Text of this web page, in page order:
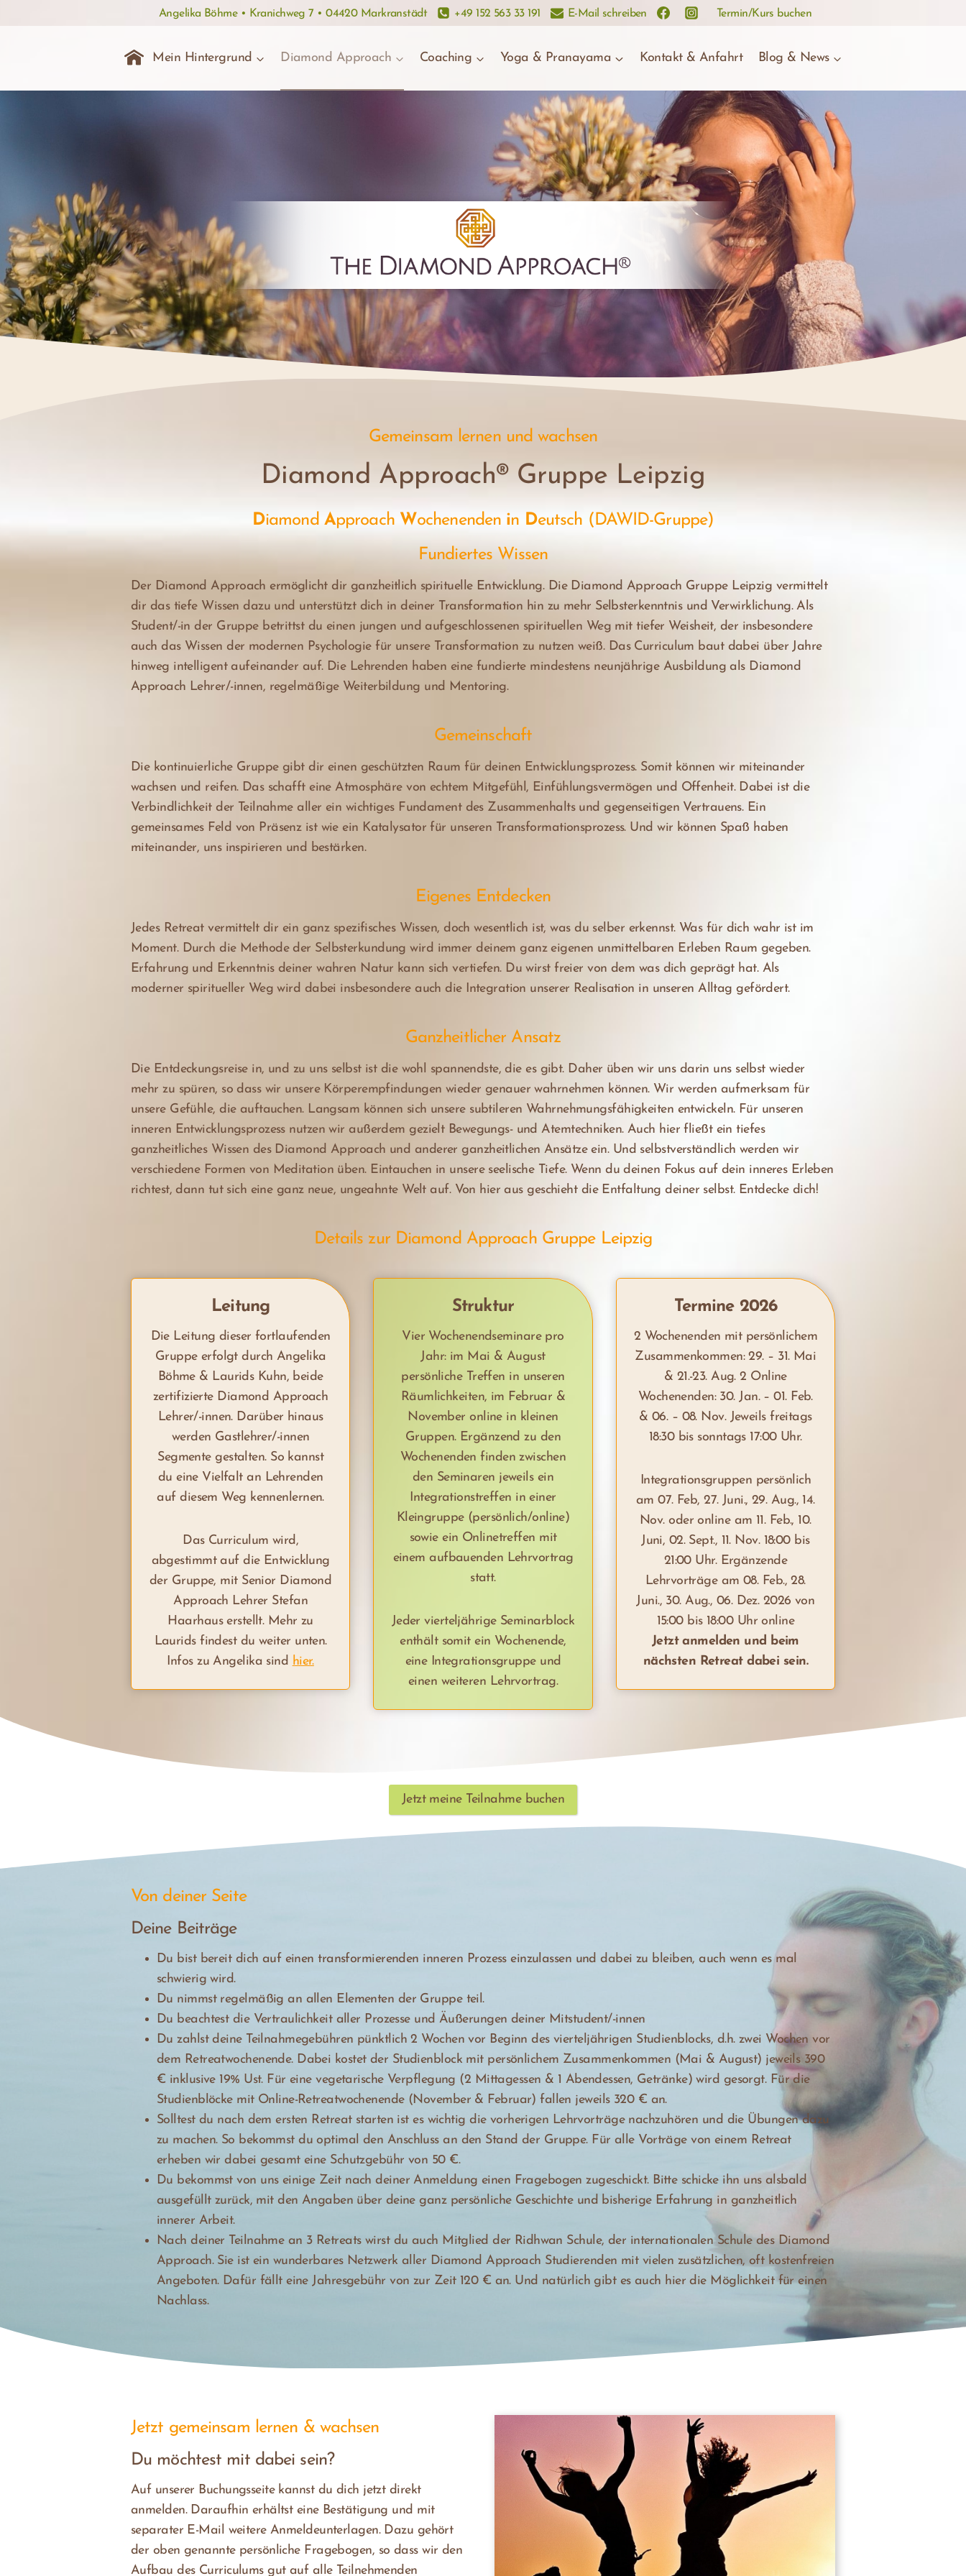
Angelika Böhme • Kranichweg 7 • 04420 Markranstädt +49 152 563 33 191 E-Mail schreiben Termin/Kurs buchen
– Mein Hintergrund Diamond Approach Coaching Yoga & Pranayama Kontakt & Anfahrt Blog & News
Gemeinsam lernen und wachsen
Diamond Approach® Gruppe Leipzig
Diamond Approach Wochenenden in Deutsch (DAWID-Gruppe)
Fundiertes Wissen
Der Diamond Approach ermöglicht dir ganzheitlich spirituelle Entwicklung. Die Diamond Approach Gruppe Leipzig vermittelt
dir das tiefe Wissen dazu und unterstützt dich in deiner Transformation hin zu mehr Selbsterkenntnis und Verwirklichung. Als
Student/-in der Gruppe betrittst du einen jungen und aufgeschlossenen spirituellen Weg mit tiefer Weisheit, der insbesondere
auch das Wissen der modernen Psychologie für unsere Transformation zu nutzen weiß. Das Curriculum baut dabei über Jahre
hinweg intelligent aufeinander auf. Die Lehrenden haben eine fundierte mindestens neunjährige Ausbildung als Diamond
Approach Lehrer/-innen, regelmäßige Weiterbildung und Mentoring.
Gemeinschaft
Die kontinuierliche Gruppe gibt dir einen geschützten Raum für deinen Entwicklungsprozess. Somit können wir miteinander
wachsen und reifen. Das schafft eine Atmosphäre von echtem Mitgefühl, Einfühlungsvermögen und Offenheit. Dabei ist die
Verbindlichkeit der Teilnahme aller ein wichtiges Fundament des Zusammenhalts und gegenseitigen Vertrauens. Ein
gemeinsames Feld von Präsenz ist wie ein Katalysator für unseren Transformationsprozess. Und wir können Spaß haben
miteinander, uns inspirieren und bestärken.
Eigenes Entdecken
Jedes Retreat vermittelt dir ein ganz spezifisches Wissen, doch wesentlich ist, was du selber erkennst. Was für dich wahr ist im
Moment. Durch die Methode der Selbsterkundung wird immer deinem ganz eigenen unmittelbaren Erleben Raum gegeben.
Erfahrung und Erkenntnis deiner wahren Natur kann sich vertiefen. Du wirst freier von dem was dich geprägt hat. Als
moderner spiritueller Weg wird dabei insbesondere auch die Integration unserer Realisation in unseren Alltag gefördert.
Ganzheitlicher Ansatz
Die Entdeckungsreise in, und zu uns selbst ist die wohl spannendste, die es gibt. Daher üben wir uns darin uns selbst wieder
mehr zu spüren, so dass wir unsere Körperempfindungen wieder genauer wahrnehmen können. Wir werden aufmerksam für
unsere Gefühle, die auftauchen. Langsam können sich unsere subtileren Wahrnehmungsfähigkeiten entwickeln. Für unseren
inneren Entwicklungsprozess nutzen wir außerdem gezielt Bewegungs- und Atemtechniken. Auch hier fließt ein tiefes
ganzheitliches Wissen des Diamond Approach und anderer ganzheitlichen Ansätze ein. Und selbstverständlich werden wir
verschiedene Formen von Meditation üben. Eintauchen in unsere seelische Tiefe. Wenn du deinen Fokus auf dein inneres Erleben
richtest, dann tut sich eine ganz neue, ungeahnte Welt auf. Von hier aus geschieht die Entfaltung deiner selbst. Entdecke dich!
Details zur Diamond Approach Gruppe Leipzig
Leitung
Die Leitung dieser fortlaufenden
Gruppe erfolgt durch Angelika
Böhme & Laurids Kuhn, beide
zertifizierte Diamond Approach
Lehrer/-innen. Darüber hinaus
werden Gastlehrer/-innen
Segmente gestalten. So kannst
du eine Vielfalt an Lehrenden
auf diesem Weg kennenlernen.
Das Curriculum wird,
abgestimmt auf die Entwicklung
der Gruppe, mit Senior Diamond
Approach Lehrer Stefan
Haarhaus erstellt. Mehr zu
Laurids findest du weiter unten.
Infos zu Angelika sind hier.
Struktur
Vier Wochenendseminare pro
Jahr: im Mai & August
persönliche Treffen in unseren
Räumlichkeiten, im Februar &
November online in kleinen
Gruppen. Ergänzend zu den
Wochenenden finden zwischen
den Seminaren jeweils ein
Integrationstreffen in einer
Kleingruppe (persönlich/online)
sowie ein Onlinetreffen mit
einem aufbauenden Lehrvortrag
statt.
Jeder vierteljährige Seminarblock
enthält somit ein Wochenende,
eine Integrationsgruppe und
einen weiteren Lehrvortrag.
Termine 2026
2 Wochenenden mit persönlichem
Zusammenkommen: 29. – 31. Mai
& 21.-23. Aug. 2 Online
Wochenenden: 30. Jan. – 01. Feb.
& 06. – 08. Nov. Jeweils freitags
18:30 bis sonntags 17:00 Uhr.
Integrationsgruppen persönlich
am 07. Feb, 27. Juni., 29. Aug., 14.
Nov. oder online am 11. Feb., 10.
Juni, 02. Sept., 11. Nov. 18:00 bis
21:00 Uhr. Ergänzende
Lehrvorträge am 08. Feb., 28.
Juni., 30. Aug., 06. Dez. 2026 von
15:00 bis 18:00 Uhr online
Jetzt anmelden und beim
nächsten Retreat dabei sein.
Jetzt meine Teilnahme buchen
Von deiner Seite
Deine Beiträge
Du bist bereit dich auf einen transformierenden inneren Prozess einzulassen und dabei zu bleiben, auch wenn es mal
schwierig wird.
Du nimmst regelmäßig an allen Elementen der Gruppe teil.
Du beachtest die Vertraulichkeit aller Prozesse und Äußerungen deiner Mitstudent/-innen
Du zahlst deine Teilnahmegebühren pünktlich 2 Wochen vor Beginn des vierteljährigen Studienblocks, d.h. zwei Wochen vor
dem Retreatwochenende. Dabei kostet der Studienblock mit persönlichem Zusammenkommen (Mai & August) jeweils 390
€ inklusive 19% Ust. Für eine vegetarische Verpflegung (2 Mittagessen & 1 Abendessen, Getränke) wird gesorgt. Für die
Studienblöcke mit Online-Retreatwochenende (November & Februar) fallen jeweils 320 € an.
Solltest du nach dem ersten Retreat starten ist es wichtig die vorherigen Lehrvorträge nachzuhören und die Übungen dazu
zu machen. So bekommst du optimal den Anschluss an den Stand der Gruppe. Für alle Vorträge von einem Retreat
erheben wir dabei gesamt eine Schutzgebühr von 50 €.
Du bekommst von uns einige Zeit nach deiner Anmeldung einen Fragebogen zugeschickt. Bitte schicke ihn uns alsbald
ausgefüllt zurück, mit den Angaben über deine ganz persönliche Geschichte und bisherige Erfahrung in ganzheitlich
innerer Arbeit.
Nach deiner Teilnahme an 3 Retreats wirst du auch Mitglied der Ridhwan Schule, der internationalen Schule des Diamond
Approach. Sie ist ein wunderbares Netzwerk aller Diamond Approach Studierenden mit vielen zusätzlichen, oft kostenfreien
Angeboten. Dafür fällt eine Jahresgebühr von zur Zeit 120 € an. Und natürlich gibt es auch hier die Möglichkeit für einen
Nachlass.
Jetzt gemeinsam lernen & wachsen
Du möchtest mit dabei sein?
Auf unserer Buchungsseite kannst du dich jetzt direkt
anmelden. Daraufhin erhältst eine Bestätigung und mit
separater E-Mail weitere Anmeldeunterlagen. Dazu gehört
der oben genannte persönliche Fragebogen, so dass wir den
Aufbau des Curriculums gut auf alle Teilnehmenden